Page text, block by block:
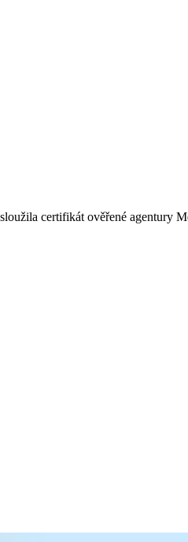
certifikát ověřené agentury